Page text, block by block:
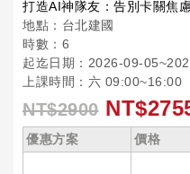
打造AI神隊友：告別卡關焦
地點：台北建國
時數：6
起迄日期：2026-09-
上課時間：六 09:00~16:00
NT$2900
優惠方案 價格